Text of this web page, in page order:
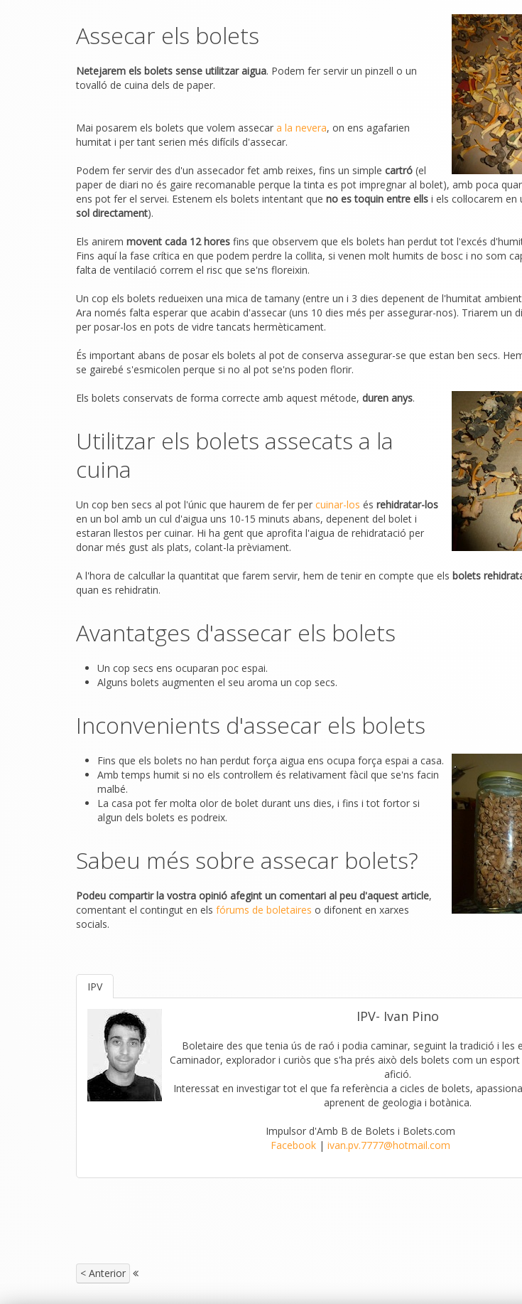
Assecar els bolets
Netejarem els bolets sense utilitzar aigua. Podem fer servir un pinzell o un
tovalló de cuina dels de paper.
Mai posarem els bolets que volem assecar a la nevera, on ens agafarien
humitat i per tant serien més difícils d'assecar.
Podem fer servir des d'un assecador fet amb reixes, fins un simple cartró (el
paper de diari no és gaire recomanable perque la tinta es pot impregnar al bolet), amb poca
ens pot fer el servei. Estenem els bolets intentant que no es toquin entre ells i els col·locarem
sol directament).
Els anirem movent cada 12 hores fins que observem que els bolets han perdut tot l'excés
Fins aquí la fase crítica en que podem perdre la collita, si venen molt humits de bosc i no som
falta de ventilació correm el risc que se'ns floreixin.
Un cop els bolets redueixen una mica de tamany (entre un i 3 dies depenent de l'humitat
Ara només falta esperar que acabin d'assecar (uns 10 dies més per assegurar-nos). Triarem un
per posar-los en pots de vidre tancats hermèticament.
És important abans de posar els bolets al pot de conserva assegurar-se que estan ben secs.
se gairebé s'esmicolen perque si no al pot se'ns poden florir.
Els bolets conservats de forma correcte amb aquest métode, duren anys.
Utilitzar els bolets assecats a la
cuina
Un cop ben secs al pot l'únic que haurem de fer per cuinar-los és rehidratar-los
en un bol amb un cul d'aigua uns 10-15 minuts abans, depenent del bolet i
estaran llestos per cuinar. Hi ha gent que aprofita l'aigua de rehidratació per
donar més gust als plats, colant-la prèviament.
A l'hora de calcul·lar la quantitat que farem servir, hem de tenir en compte que els bolets
quan es rehidratin.
Avantatges d'assecar els bolets
Un cop secs ens ocuparan poc espai.
Alguns bolets augmenten el seu aroma un cop secs.
Inconvenients d'assecar els bolets
Fins que els bolets no han perdut força aigua ens ocupa força espai a casa.
Amb temps humit si no els control·lem és relativament fàcil que se'ns facin
malbé.
La casa pot fer molta olor de bolet durant uns dies, i fins i tot fortor si
algun dels bolets es podreix.
Sabeu més sobre assecar bolets?
Podeu compartir la vostra opinió afegint un comentari al peu d'aquest article,
comentant el contingut en els fórums de boletaires o difonent en xarxes
socials.
IPV
IPV- Ivan Pino
Boletaire des que tenia ús de raó i podia caminar, seguint la tradició i les
Caminador, explorador i curiòs que s'ha prés això dels bolets com un
afició.
Interessat en investigar tot el que fa referència a cicles de bolets,
aprenent de geologia i botànica.
Impulsor d'Amb B de Bolets i Bolets.com
Facebook| ivan.pv.7777@hotmail.com
< Anterior